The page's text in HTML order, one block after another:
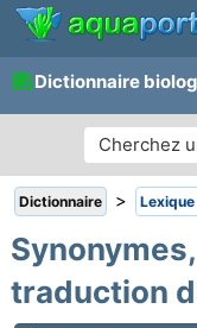
Dictionnaire
Dictionnaire >
traduction